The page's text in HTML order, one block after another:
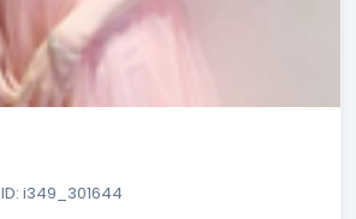
ID: i349_301644